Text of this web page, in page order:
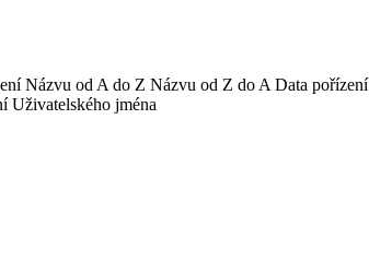
Názvu od A do Z Názvu od Z do A Data pořízení
Uživatelského jména